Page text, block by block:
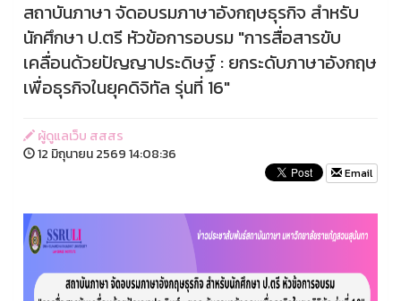
สถาบันภาษา จัดอบรมภาษาอังกฤษธุรกิจ สำหรับ
นักศึกษา ป.ตรี หัวข้อการอบรม "การสื่อสารขับ
เคลื่อนด้วยปัญญาประดิษฐ์ : ยกระดับภาษาอังกฤษ
เพื่อธุรกิจในยุคดิจิทัล รุ่นที่ 16"
ผู้ดูแลเว็บ สสสร
12 มิถุนายน 2569 14:08:36
Email